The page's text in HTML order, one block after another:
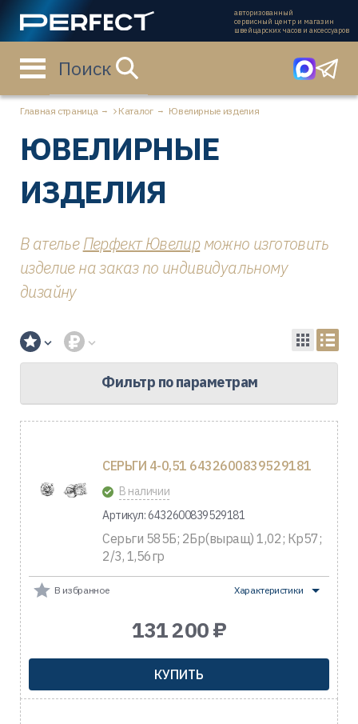
авторизованный
сервисный центр и магазин
швейцарских часов и аксессуаров
Поиск
Главная страница Каталог Ювелирные изделия
ЮВЕЛИРНЫЕ
ИЗДЕЛИЯ
В ательеПерфект Ювелирможно изготовить
изделие на заказ по индивидуальному
дизайну
Фильтр по параметрам
СЕРЬГИ 4-0,51 6432600839529181
В наличии
Артикул: 6432600839529181
Серьги 585Б; 2Бр(выращ) 1,02; Кр57;
2/3, 1,56гр
В избранное Характеристики
131 200 ₽
КУПИТЬ